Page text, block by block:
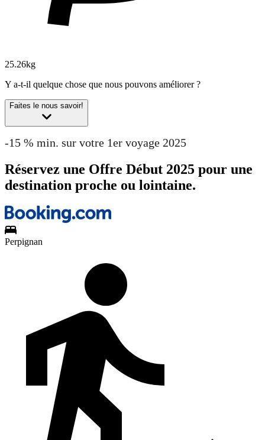
25.26kg
Y a-t-il quelque chose que nous pouvons améliorer ?
Faites le nous savoir!
-15 % min. sur votre 1er voyage 2025
Réservez une Offre Début 2025 pour une
destination proche ou lointaine.
Perpignan